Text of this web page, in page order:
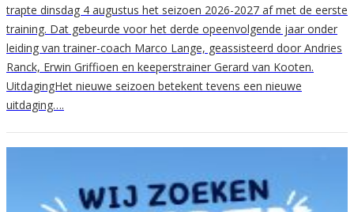
trapte dinsdag 4 augustus het seizoen 2026-2027 af met de eerste
training. Dat gebeurde voor het derde opeenvolgende jaar onder
leiding van trainer-coach Marco Lange, geassisteerd door Andries
Ranck, Erwin Griffioen en keeperstrainer Gerard van Kooten.
UitdagingHet nieuwe seizoen betekent tevens een nieuwe
uitdaging….